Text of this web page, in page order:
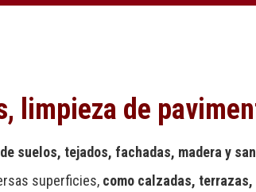
limpieza de
suelos, tejados, fachadas, madera y
superficies, como calzadas,